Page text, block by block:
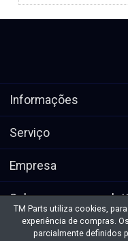
Informações
Serviço
Empresa
Subscrever a
* Todos os preços excl. IVA,
TM Parts utiliza cookies,
experiência de compras.
parcialmente definidos